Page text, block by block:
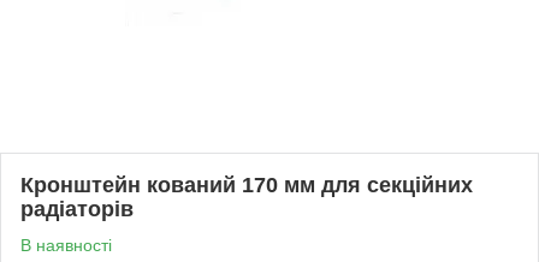
Кронштейн кований 170 мм для секційних
радіаторів
В наявності